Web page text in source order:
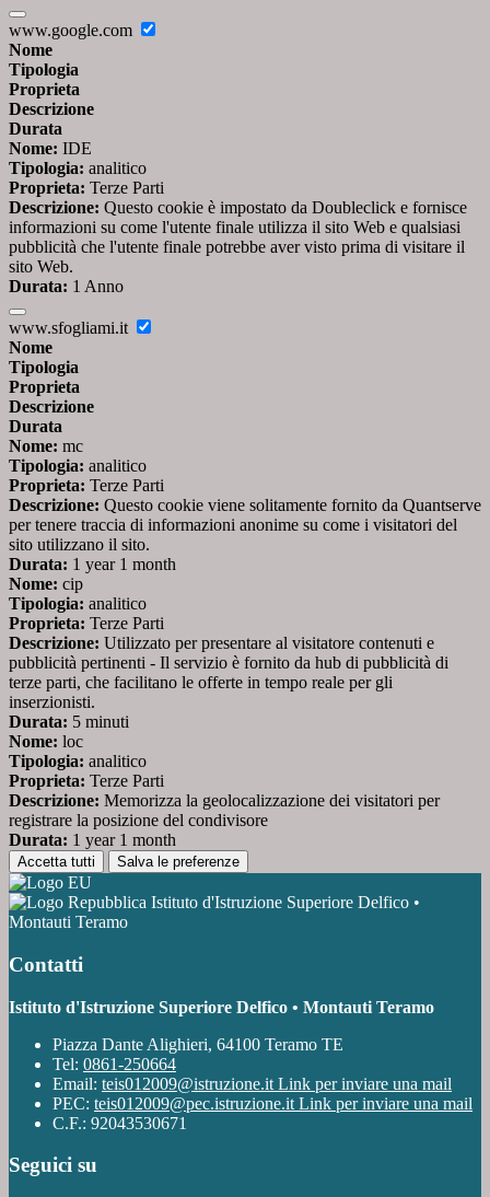
www.google.com
Nome
Tipologia
Proprieta
Descrizione
Durata
Nome: IDE
Tipologia: analitico
Proprieta: Terze Parti
Descrizione: Questo cookie è impostato da Doubleclick e fornisce
informazioni su come l'utente finale utilizza il sito Web e qualsiasi
pubblicità che l'utente finale potrebbe aver visto prima di visitare il
sito Web.
Durata: 1 Anno
www.sfogliami.it
Nome
Tipologia
Proprieta
Descrizione
Durata
Nome: mc
Tipologia: analitico
Proprieta: Terze Parti
Descrizione: Questo cookie viene solitamente fornito da Quantserve
per tenere traccia di informazioni anonime su come i visitatori del
sito utilizzano il sito.
Durata: 1 year 1 month
Nome: cip
Tipologia: analitico
Proprieta: Terze Parti
Descrizione: Utilizzato per presentare al visitatore contenuti e
pubblicità pertinenti - Il servizio è fornito da hub di pubblicità di
terze parti, che facilitano le offerte in tempo reale per gli
inserzionisti.
Durata: 5 minuti
Nome: loc
Tipologia: analitico
Proprieta: Terze Parti
Descrizione: Memorizza la geolocalizzazione dei visitatori per
registrare la posizione del condivisore
Durata: 1 year 1 month
Accetta tutti Salva le preferenze
Istituto d'Istruzione Superiore Delfico •
Montauti Teramo
Contatti
Istituto d'Istruzione Superiore Delfico • Montauti Teramo
Piazza Dante Alighieri, 64100 Teramo TE
Tel: 0861-250664
Email: teis012009@istruzione.it Link per inviare una mail
PEC: teis012009@pec.istruzione.it Link per inviare una mail
C.F.: 92043530671
Seguici su